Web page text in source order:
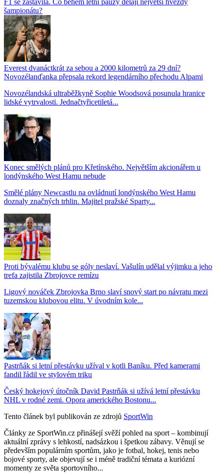
F1 se zastavila. Co během letní pauzy dělají největší hvězdy
šampionátu?
Everest dvanáctkrát za sebou a 2000 kilometrů za 29 dní?
Novozélanďanka přepsala rekord legendárního přechodu Alpami
Novozélandská ultraběžkyně Sophie Woodsová posunula hranice
lidské vytrvalosti. Jednačtyřicetiletá...
Konec smělých plánů pro Křetínského. Největším akcionářem u
londýnského West Hamu nebude
Smělé plány Newcastlu na ovládnutí londýnského West Hamu
doznaly značných trhlin. Majitel pražské Sparty...
Proti bývalému klubu se góly neslaví. Vašulín udělal výjimku a jeho
trefa zajistila Zbrojovce remízu
Ligový nováček Zbrojovka Brno slaví snový start po návratu mezi
tuzemskou klubovou elitu. V úvodním kole...
Pastrňák si letní přestávku užíval v kotli Baníku. Před kamerami
fandil řádil ve stylovém triku
Český hokejový útočník David Pastrňák si užívá letní přestávku
NHL v rodné zemi. Opora amerického Bostonu...
Tento článek byl publikován ze zdrojů SportWin
Články ze SportWin.cz přinášejí svěží pohled na sport – kombinují
aktuální zprávy s lehkostí, nadsázkou i špetkou zábavy. Věnují se
především populárním sportům, jako je fotbal, hokej, tenis nebo
bojové sporty, ale objevují se i méně tradiční témata a kuriózní
momenty ze světa sportovního...